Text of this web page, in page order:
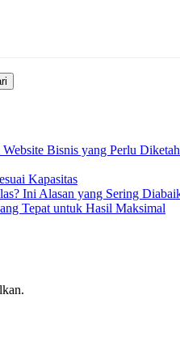
Bisnis yang Perlu
Kapasitas
Ini Alasan yang Sering
Tepat untuk Hasil Maksimal